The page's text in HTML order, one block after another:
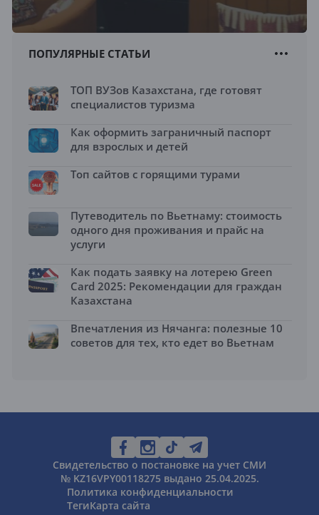
ПОПУЛЯРНЫЕ СТАТЬИ
ТОП ВУЗов Казахстана, где готовят
специалистов туризма
Как оформить заграничный паспорт
для взрослых и детей
Топ сайтов с горящими турами
Путеводитель по Вьетнаму: стоимость
одного дня проживания и прайс на
услуги
Как подать заявку на лотерею Green
Card 2025: Рекомендации для граждан
Казахстана
Впечатления из Нячанга: полезные 10
советов для тех, кто едет во Вьетнам
Свидетельство о постановке на учет СМИ
№ KZ16VPY00118275 выдано 25.04.2025.
Политика конфиденциальности
ТегиКарта сайта